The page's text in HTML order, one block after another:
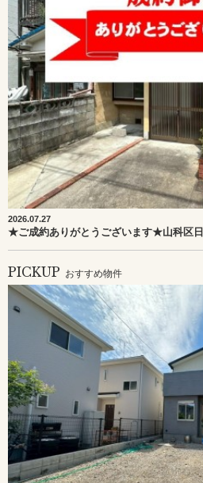
2026.07.27
★ご成約ありがとうございます★山科区
PICKUP おすすめ物件